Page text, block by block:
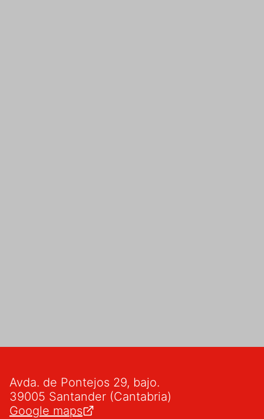
Avda. de Pontejos 29, bajo.
39005 Santander (Cantabria)
Google maps